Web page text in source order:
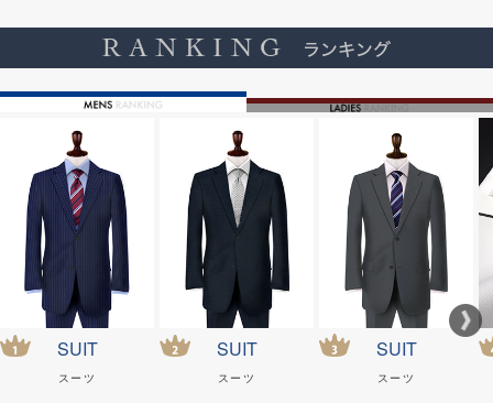
SUIT
スーツ
SUIT
スーツ
SUIT
スーツ